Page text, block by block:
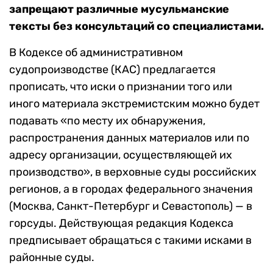
запрещают различные мусульманские
тексты без консультаций со специалистами.
В Кодексе об административном
судопроизводстве (КАС) предлагается
прописать, что иски о признании того или
иного материала экстремистским можно будет
подавать «по месту их обнаружения,
распространения данных материалов или по
адресу организации, осуществляющей их
производство», в верховные суды российских
регионов, а в городах федерального значения
(Москва, Санкт-Петербург и Севастополь) — в
горсуды. Действующая редакция Кодекса
предписывает обращаться с такими исками в
районные суды.